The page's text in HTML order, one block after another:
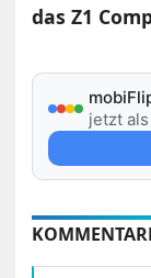
das Z1
jetzt